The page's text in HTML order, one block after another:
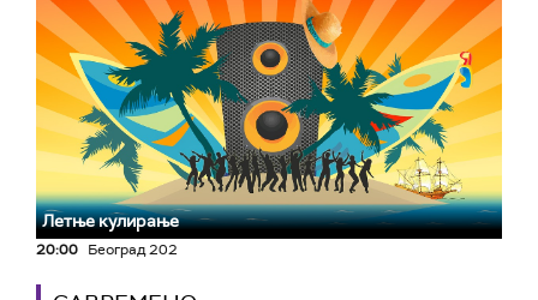
Летње кулирање
20:00 Београд 202